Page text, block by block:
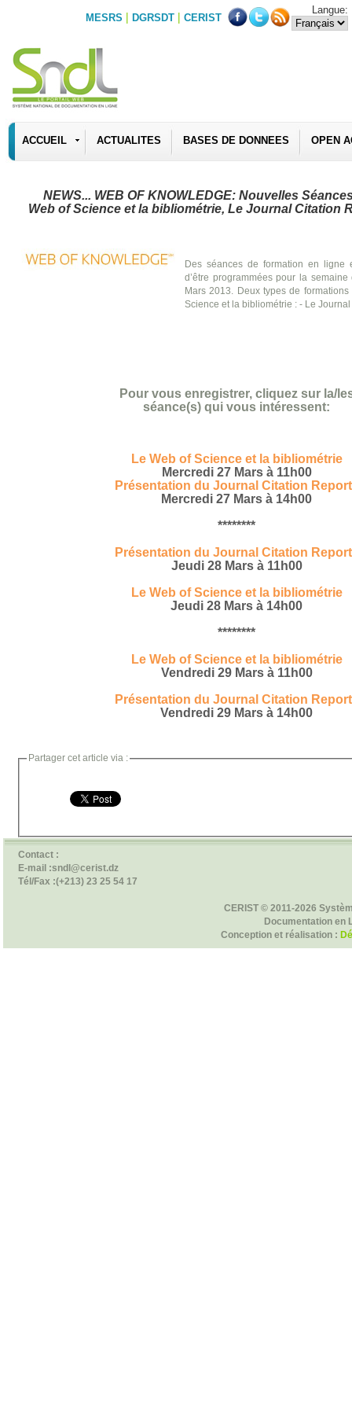
MESRS | DGRSDT | CERIST
Langue:
ACCUEIL ACTUALITES BASES DE DONNEES OPEN
NEWS... WEB OF KNOWLEDGE: Nouvelles
Web of Science et la bibliométrie, Le Journal Citation
Des séances de formation en ligne
d’être programmées pour la
Mars 2013. Deux types de
Science et la bibliométrie : - Le
Pour vous enregistrer, cliquez sur la/
séance(s) qui vous intéressent:
Le Web of Science et la bibliométrie
Mercredi 27 Mars à 11h00
Présentation du Journal Citation
Mercredi 27 Mars à 14h00
********
Présentation du Journal Citation
Jeudi 28 Mars à 11h00
Le Web of Science et la bibliométrie
Jeudi 28 Mars à 14h00
********
Le Web of Science et la bibliométrie
Vendredi 29 Mars à 11h00
Présentation du Journal Citation
Vendredi 29 Mars à 14h00
Partager cet article via :
Contact :
E-mail :sndl@cerist.dz
Tél/Fax :(+213) 23 25 54 17
CERIST © 2011-2026
Documentation en
Conception et réalisation :